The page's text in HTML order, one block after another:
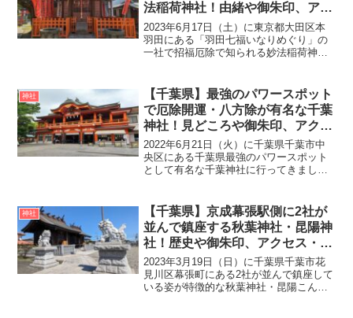
法稲荷神社！由緒や御朱印、アク
セス・駐車場をご紹介
2023年6月17日（土）に東京都大田区本
羽田にある「羽田七福いなりめぐり」の
一社で招福厄除で知られる妙法稲荷神社
害から復興するために京都の伏見稲荷大
社より御分霊を...
神社
【千葉県】最強のパワースポット
で厄除開運・八方除が有名な千葉
神社！見どころや御朱印、アクセ
ス・駐車場をご紹介
2022年6月21日（火）に千葉県千葉市中
央区にある千葉県最強のパワースポット
として有名な千葉神社に行ってきまし
ポットとして紹介された神社で、「妙見
本宮」「千葉大...
神社
【千葉県】京成幕張駅側に2社が
並んで鎮座する秋葉神社・昆陽神
社！歴史や御朱印、アクセス・駐
車場をご紹介
2023年3月19日（日）に千葉県千葉市花
見川区幕張町にある2社が並んで鎮座して
いる姿が特徴的な秋葉神社・昆陽こんよ